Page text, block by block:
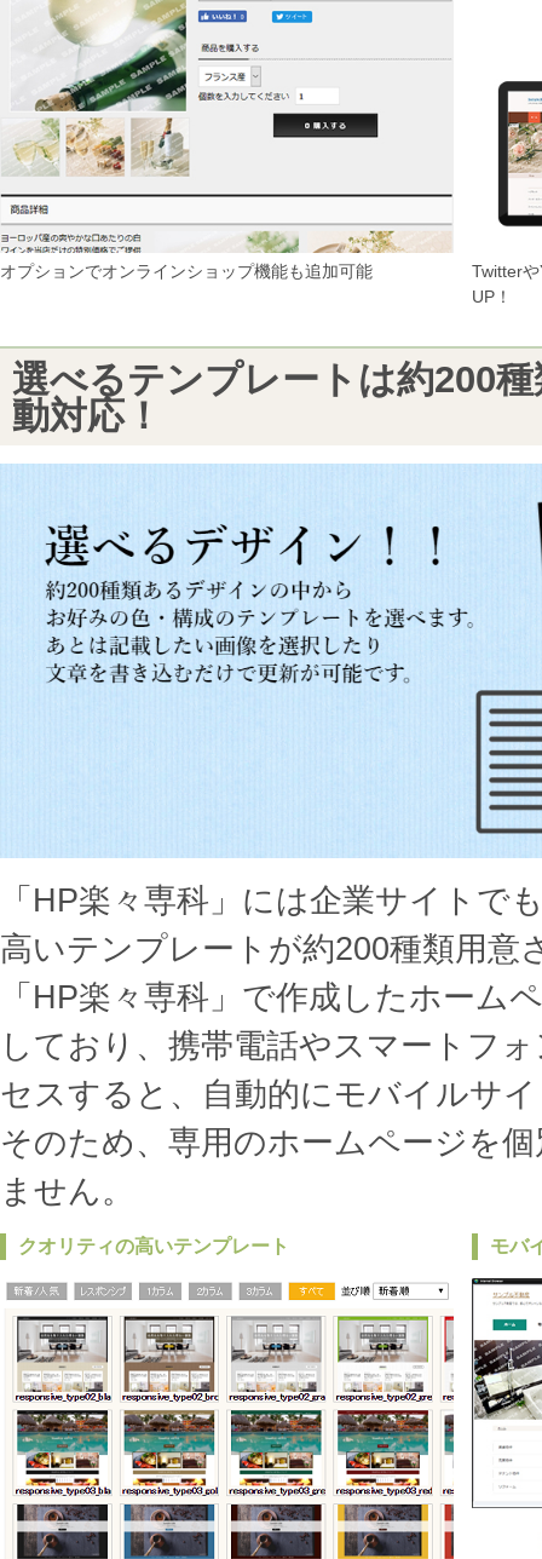
オプションでオンラインショップ機能も追加可能
Twitter
UP！
選べるテンプレートは約200
動対応！
「HP楽々専科」には企業サイトで
高いテンプレートが約200種類用意
「HP楽々専科」で作成したホーム
しており、携帯電話やスマートフ
セスすると、自動的にモバイルサ
そのため、専用のホームページを
ません。
クオリティの高いテンプレート モバ